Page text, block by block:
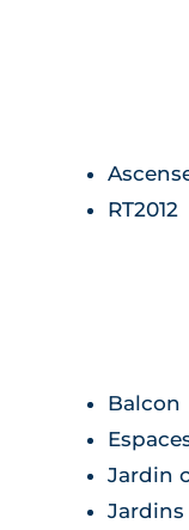
RT2012
Balcon
Jardin